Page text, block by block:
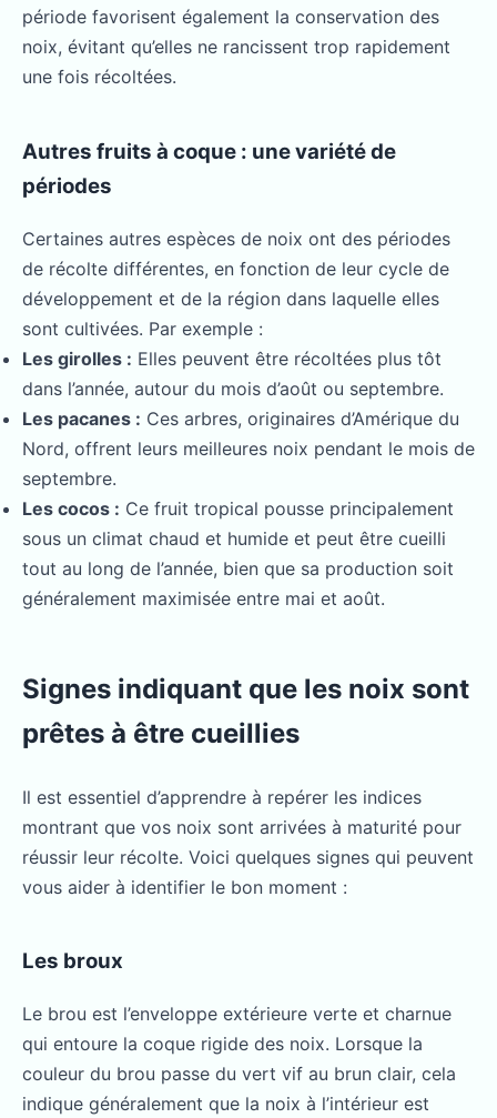
période favorisent également la conservation des
noix, évitant qu’elles ne rancissent trop rapidement
une fois récoltées.
Autres fruits à coque : une variété de
périodes
Certaines autres espèces de noix ont des périodes
de récolte différentes, en fonction de leur cycle de
développement et de la région dans laquelle elles
sont cultivées. Par exemple :
Les girolles : Elles peuvent être récoltées plus tôt
dans l’année, autour du mois d’août ou septembre.
Les pacanes : Ces arbres, originaires d’Amérique du
Nord, offrent leurs meilleures noix pendant le mois de
septembre.
Les cocos : Ce fruit tropical pousse principalement
sous un climat chaud et humide et peut être cueilli
tout au long de l’année, bien que sa production soit
généralement maximisée entre mai et août.
Signes indiquant que les noix sont
prêtes à être cueillies
Il est essentiel d’apprendre à repérer les indices
montrant que vos noix sont arrivées à maturité pour
réussir leur récolte. Voici quelques signes qui peuvent
vous aider à identifier le bon moment :
Les broux
Le brou est l’enveloppe extérieure verte et charnue
qui entoure la coque rigide des noix. Lorsque la
couleur du brou passe du vert vif au brun clair, cela
indique généralement que la noix à l’intérieur est